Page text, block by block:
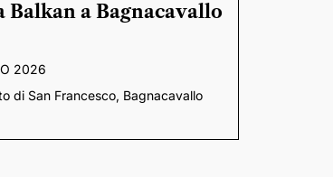
Balkan a Bagnacavallo
2026
di San Francesco, Bagnacavallo